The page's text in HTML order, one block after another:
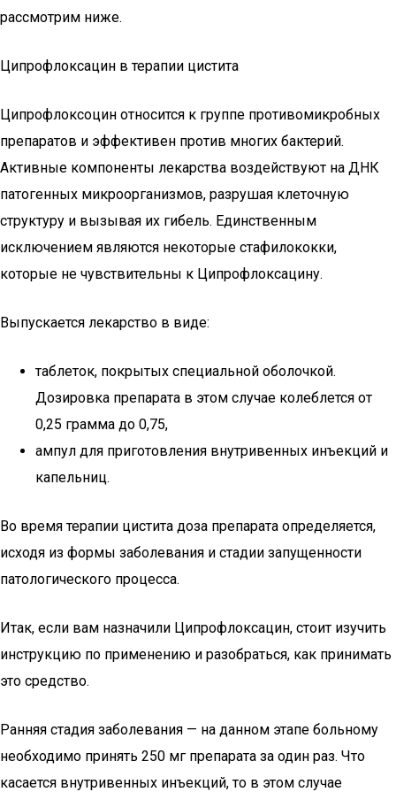
рассмотрим ниже.
Ципрофлоксацин в терапии цистита
Ципрофлоксоцин относится к группе противомикробных
препаратов и эффективен против многих бактерий.
Активные компоненты лекарства воздействуют на ДНК
патогенных микроорганизмов, разрушая клеточную
структуру и вызывая их гибель. Единственным
исключением являются некоторые стафилококки,
которые не чувствительны к Ципрофлоксацину.
Выпускается лекарство в виде:
таблеток, покрытых специальной оболочкой.
Дозировка препарата в этом случае колеблется от
0,25 грамма до 0,75,
ампул для приготовления внутривенных инъекций и
капельниц.
Во время терапии цистита доза препарата определяется,
исходя из формы заболевания и стадии запущенности
патологического процесса.
Итак, если вам назначили Ципрофлоксацин, стоит изучить
инструкцию по применению и разобраться, как принимать
это средство.
Ранняя стадия заболевания — на данном этапе больному
необходимо принять 250 мг препарата за один раз. Что
касается внутривенных инъекций, то в этом случае